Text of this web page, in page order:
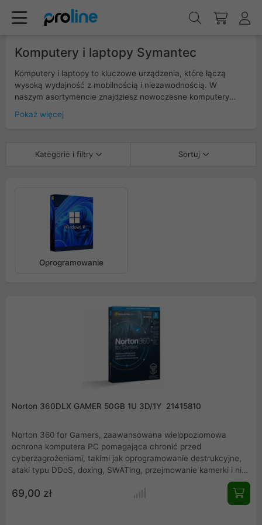
Komputery i laptopy Symantec
Komputery i laptopy to kluczowe urządzenia, które łączą
wysoką wydajność z mobilnością i niezawodnością. W
naszym asortymencie znajdziesz nowoczesne komputery
jak i gier, oraz laptopy zapewniające mobilność i ergonomię
szybkie dyski SSD i obszerną pamięć RAM, gwarantują
Pokaż więcej
Kategorie i filtry Sortuj
Oprogramowanie
Norton 360DLX GAMER 50GB 1U 3D/1Y 21415810
Norton 360 for Gamers, zaawansowana wielopoziomowa
ochrona komputera PC pomagająca chronić przed
cyberzagrożeniami, takimi jak oprogramowanie destrukcyjne,
ataki typu DDoS, doxing, SWATing, przejmowanie kamerki i nie
tylko. Optymalizacja powiadomień. Aplikacja Norton 360 for
Gamers optymalizuje powiadomienia, ograniczając komunikaty
i pozwalając Ci trwale wyciszyć wybrane powiadomienia. W
69,00 zł